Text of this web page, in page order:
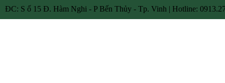
ĐC: S ố 15 Đ. Hàm Nghi - P Bến Thủy - Tp. Vinh | Hotline: